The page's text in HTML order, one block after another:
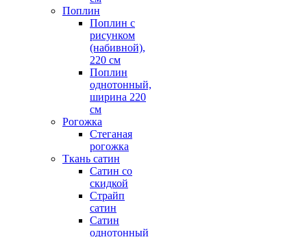
Поплин
Поплин с
рисунком
(набивной),
220 см
Поплин
однотонный,
ширина 220
см
Рогожка
Стеганая
рогожка
Ткань сатин
Сатин со
скидкой
Страйп
сатин
Сатин
однотонный